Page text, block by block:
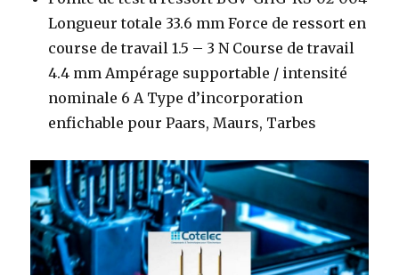
Longueur totale 33.6 mm Force de ressort en
course de travail 1.5 – 3 N Course de travail
4.4 mm Ampérage supportable / intensité
nominale 6 A Type d’incorporation
enfichable pour Paars, Maurs, Tarbes